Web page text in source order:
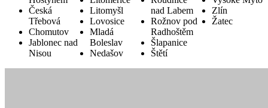
Česká
Třebová
Chomutov
Jablonec nad
Nisou
Litomyšl
Lovosice
Mladá
Boleslav
Nedašov
nad Labem
Rožnov pod
Radhoštěm
Šlapanice
Štětí
Zlín
Žatec